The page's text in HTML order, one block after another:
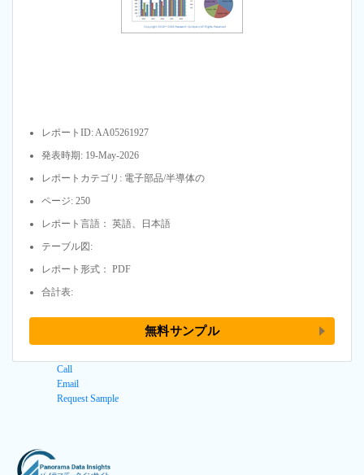
レポートID: AA05261927
発表時期: 19-May-2026
レポートカテゴリ: 電子部品/半導体の
ページ: 250
レポート言語： 英語、日本語
テーブル図:
レポート形式： PDF
合計表:
無料サンプル
Call
Email
Request Sample